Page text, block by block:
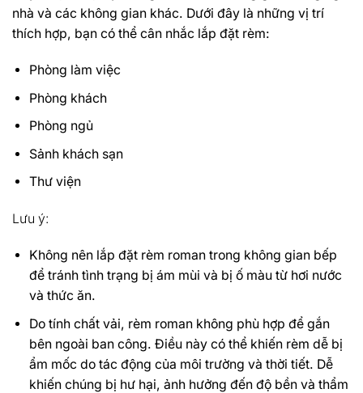
nhà và các không gian khác. Dưới đây là những vị trí
thích hợp, bạn có thể cân nhắc lắp đặt rèm:
Phòng làm việc
Phòng khách
Phòng ngủ
Sảnh khách sạn
Thư viện
Lưu ý:
Không nên lắp đặt rèm roman trong không gian bếp
để tránh tình trạng bị ám mùi và bị ố màu từ hơi nước
và thức ăn.
Do tính chất vải, rèm roman không phù hợp để gắn
bên ngoài ban công. Điều này có thể khiến rèm dễ bị
ẩm mốc do tác động của môi trường và thời tiết. Dễ
khiến chúng bị hư hại, ảnh hưởng đến độ bền và thẩm